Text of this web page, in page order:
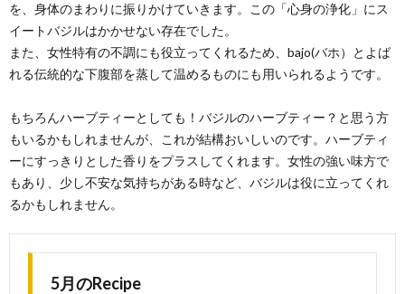
を、身体のまわりに振りかけていきます。この「心身の浄化」にス
イートバジルはかかせない存在でした。
また、女性特有の不調にも役立ってくれるため、bajo(バホ）とよば
れる伝統的な下腹部を蒸して温めるものにも用いられるようです。
もちろんハーブティーとしても！バジルのハーブティー？と思う方
もいるかもしれませんが、これが結構おいしいのです。ハーブティ
ーにすっきりとした香りをプラスしてくれます。女性の強い味方で
もあり、少し不安な気持ちがある時など、バジルは役に立ってくれ
るかもしれません。
5月のRecipe